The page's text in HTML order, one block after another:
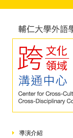
導演介紹